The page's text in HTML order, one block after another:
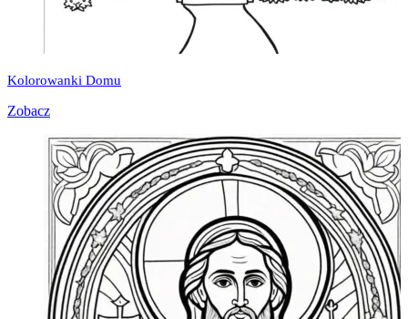
Kolorowanki Domu
Zobacz